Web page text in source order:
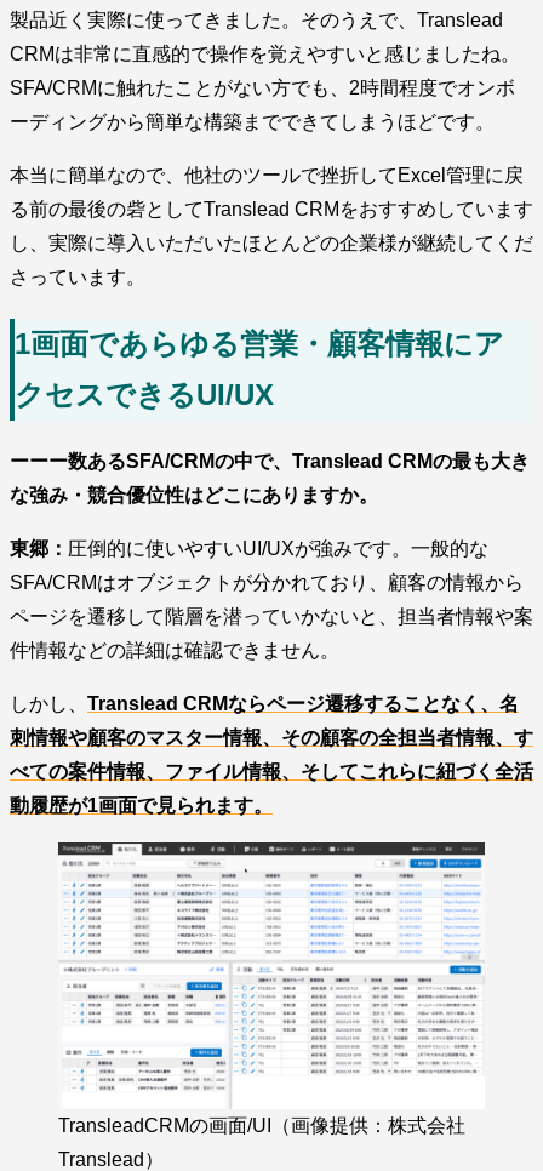
製品近く実際に使ってきました。そのうえで、Translead
CRMは非常に直感的で操作を覚えやすいと感じましたね。
SFA/CRMに触れたことがない方でも、2時間程度でオンボ
ーディングから簡単な構築までできてしまうほどです。
本当に簡単なので、他社のツールで挫折してExcel管理に戻
る前の最後の砦としてTranslead CRMをおすすめしています
し、実際に導入いただいたほとんどの企業様が継続してくだ
さっています。
1画面であらゆる営業・顧客情報にア
クセスできるUI/UX
ーーー数あるSFA/CRMの中で、Translead CRMの最も大き
な強み・競合優位性はどこにありますか。
東郷： 圧倒的に使いやすいUI/UXが強みです。一般的な
SFA/CRMはオブジェクトが分かれており、顧客の情報から
ページを遷移して階層を潜っていかないと、担当者情報や案
件情報などの詳細は確認できません。
しかし、 Translead CRMならページ遷移することなく、名
刺情報や顧客のマスター情報、その顧客の全担当者情報、す
べての案件情報、ファイル情報、そしてこれらに紐づく全活
動履歴が1画面で見られます。
TransleadCRMの画面/UI（画像提供：株式会社
Translead）